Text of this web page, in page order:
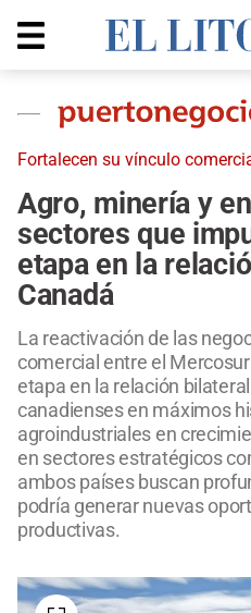
Fortalecen su vínculo
Agro, minería y
sectores que
etapa en la
Canadá
La reactivación de las
comercial entre el
etapa en la relación
canadienses en máximos
agroindustriales en
en sectores estratégicos
ambos países buscan
podría generar nuevas
productivas.